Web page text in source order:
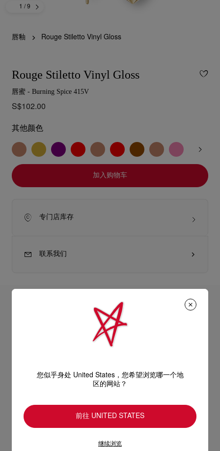
1 / 9
唇釉 Rouge Stiletto Vinyl Gloss
Rouge Stiletto Vinyl Gloss
唇蜜 - Burning Spice 415V
S$102.00
其他颜色
加入购物车
专门店库存
联系我们
Christian Louboutin与细高跟鞋。永远密不可分。全新吸睛高亮
唇釉Rouge Stiletto Vinyl Gloss将这种不解情缘延续到唇部世
泽一应俱全。"" ""乙烯基质感的唇釉，令双唇呈现镜面般的光
泽，打造润泽双唇，色泽馥郁饱满。只需轻轻一抹，即可精确为
小时的水润状态。 粉红胡椒的香气温柔袅绕，温暖舒适，而冰凉
的胡椒薄荷则带来清爽的丝丝凉意，打造光泽盈盈的饱满唇妆效
果。 独有的Glamlips复合物含有透明质酸，在抚平唇纹的同时锁
取，为双唇提供长达12小时的保湿和舒适感受*。 **对86名对象
阅读更多
8500147K722
UPS Access Point：3至5个工作天内免费送货
UPS标准服务：3至6个工作天内免费送货
UPS特快专递：费用为15英镑，1至3个工作天内送货（限下午4
您似乎身处 United States，您希望浏览哪一个地
区的网站？
前往 UNITED STATES
继续浏览